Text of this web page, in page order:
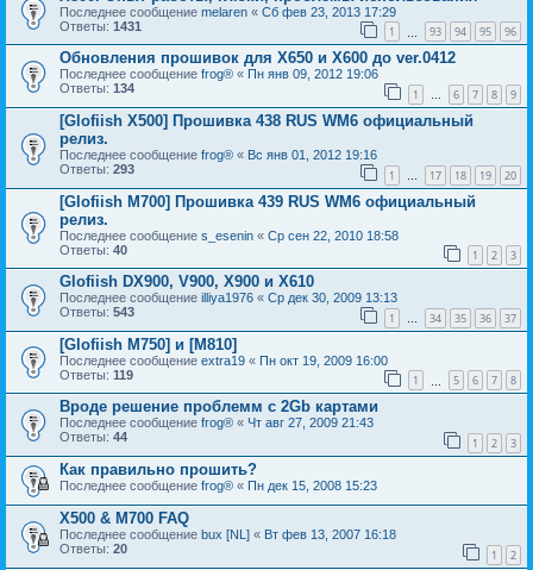
Последнее сообщение melaren « Сб фев 23, 2013 17:29
Ответы: 1431 1 93 94 95 96
Обновления прошивок для Х650 и Х600 до ver.0412
Последнее сообщение frog® « Пн янв 09, 2012 19:06
Ответы: 134 1 … 6 7 8 9
[Glofiish X500] Прошивка 438 RUS WM6 официальный
релиз.
Последнее сообщение frog® « Вс янв 01, 2012 19:16
Ответы: 293 1 … 17 18 19 20
[Glofiish M700] Прошивка 439 RUS WM6 официальный
релиз.
Последнее сообщение s_esenin « Ср сен 22, 2010 18:58
Ответы: 40 1 2 3
Glofiish DX900, V900, X900 и X610
Последнее сообщение illiya1976 « Ср дек 30, 2009 13:13
Ответы: 543 1 … 34 35 36 37
[Glofiish M750] и [M810]
Последнее сообщение extra19 « Пн окт 19, 2009 16:00
Ответы: 119 1 5 6 7 8
Вроде решение проблемм с 2Gb картами
Последнее сообщение frog® « Чт авг 27, 2009 21:43
Ответы: 44 1 2 3
Как правильно прошить?
Последнее сообщение frog® « Пн дек 15, 2008 15:23
X500 & M700 FAQ
Последнее сообщение bux [NL] « Вт фев 13, 2007 16:18
Ответы: 20 1 2